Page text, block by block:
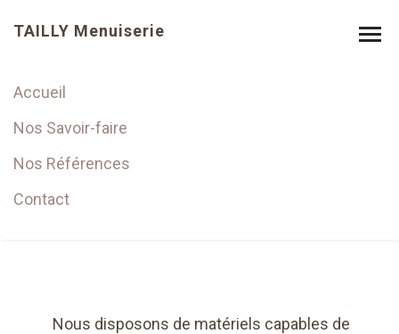
TAILLY Menuiserie
Accueil
Nos Savoir-faire
Nos Références
Contact
Nous disposons de matériels capables de